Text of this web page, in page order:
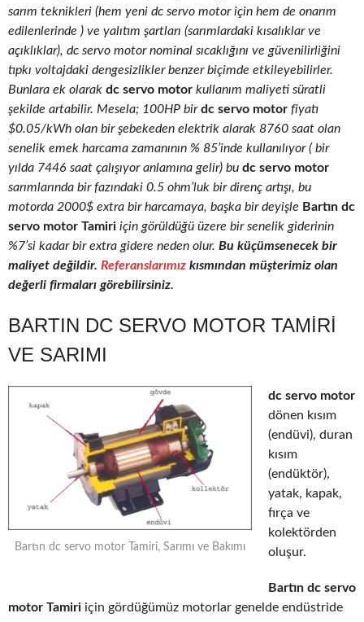
sarım teknikleri (hem yeni dc servo motor için hem de onarım
edilenlerinde ) ve yalıtım şartları (sarımlardaki kısalıklar ve
açıklıklar), dc servo motor nominal sıcaklığını ve güvenilirliğini
tıpkı voltajdaki dengesizlikler benzer biçimde etkileyebilirler.
Bunlara ek olarak dc servo motor kullanım maliyeti süratli
şekilde artabilir. Mesela; 100HP birdc servo motor fiyatı
$0.05/kWh olan bir şebekeden elektrik alarak 8760 saat olan
senelik emek harcama zamanının % 85’inde kullanılıyor ( bir
yılda 7446 saat çalışıyor anlamına gelir) bu dc servo motor
sarımlarında bir fazındaki 0.5 ohm’luk bir direnç artışı, bu
motorda 2000$ extra bir harcamaya, başka bir deyişle Bartın dc
servo motor Tamiri için görüldüğü üzere bir senelik giderinin
%7’si kadar bir extra gidere neden olur. Bu küçümsenecek bir
maliyet değildir. Referanslarımız kısmından müşterimiz olan
değerli firmaları görebilirsiniz.
BARTIN DC SERVO MOTOR TAMIRI
VE SARIMI
Bartın dc servo motor Tamiri, Sarımı ve Bakımı
dc servo motor
dönen kısım
(endüvi), duran
kısım
(endüktör),
yatak, kapak,
fırça ve
kolektörden
oluşur.
Bartın dc servo
motor Tamiri için gördüğümüz motorlar genelde endüstride